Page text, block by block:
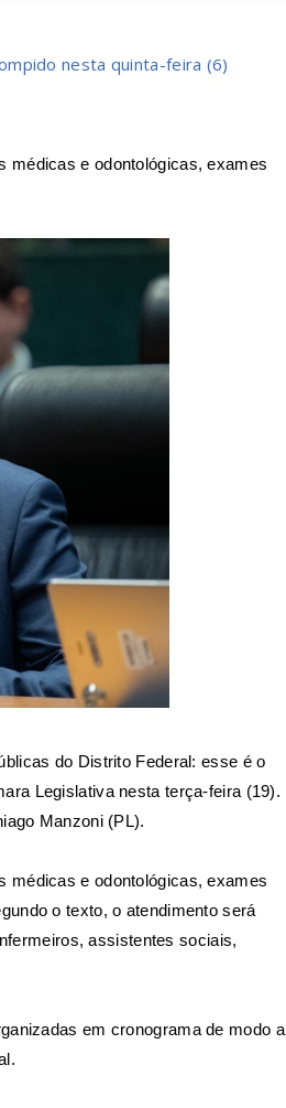
nesta quinta-feira (6)
médicas e odontológicas, exames
do Distrito Federal: esse é o
Legislativa nesta terça-feira (19).
Manzoni (PL).
médicas e odontológicas, exames
o texto, o atendimento será
assistentes sociais,
em cronograma de modo a